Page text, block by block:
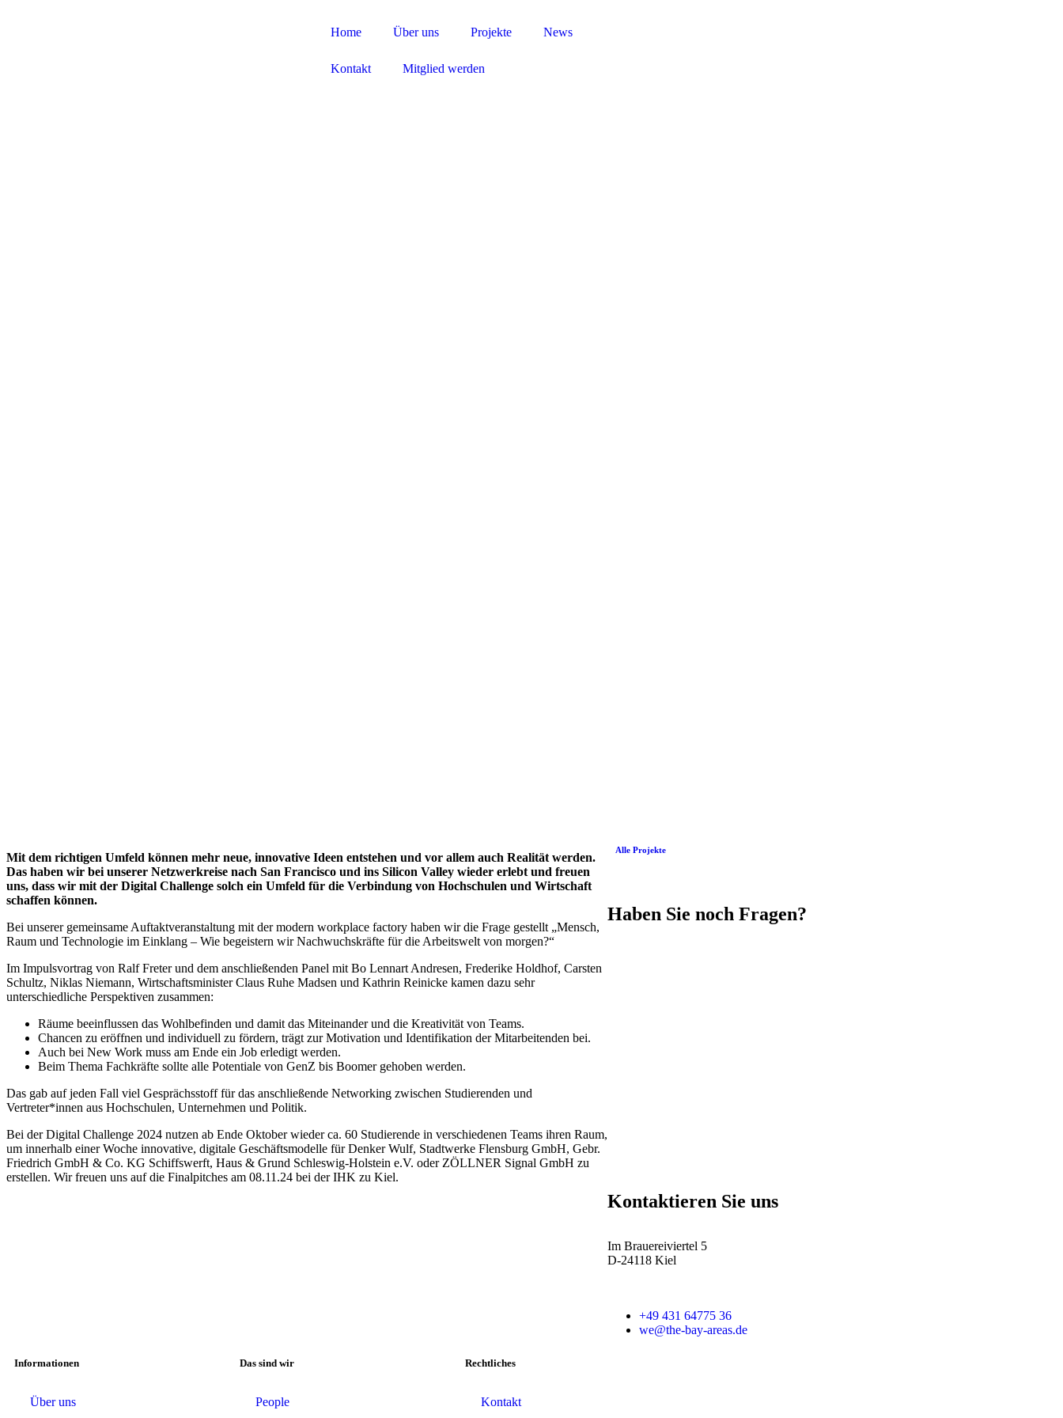
Home Über uns Projekte News
Kontakt Mitglied werden
Mit dem richtigen Umfeld können mehr neue, innovative Ideen entstehen und vor allem auch Realität werden.
Das haben wir bei unserer Netzwerkreise nach San Francisco und ins Silicon Valley wieder erlebt und freuen
uns, dass wir mit der Digital Challenge solch ein Umfeld für die Verbindung von Hochschulen und Wirtschaft
schaffen können.
Bei unserer gemeinsame Auftaktveranstaltung mit der modern workplace factory haben wir die Frage gestellt „Mensch,
Raum und Technologie im Einklang – Wie begeistern wir Nachwuchskräfte für die Arbeitswelt von morgen?“
Im Impulsvortrag von Ralf Freter und dem anschließenden Panel mit Bo Lennart Andresen, Frederike Holdhof, Carsten
Schultz, Niklas Niemann, Wirtschaftsminister Claus Ruhe Madsen und Kathrin Reinicke kamen dazu sehr
unterschiedliche Perspektiven zusammen:
Räume beeinflussen das Wohlbefinden und damit das Miteinander und die Kreativität von Teams.
Chancen zu eröffnen und individuell zu fördern, trägt zur Motivation und Identifikation der Mitarbeitenden bei.
Auch bei New Work muss am Ende ein Job erledigt werden.
Beim Thema Fachkräfte sollte alle Potentiale von GenZ bis Boomer gehoben werden.
Das gab auf jeden Fall viel Gesprächsstoff für das anschließende Networking zwischen Studierenden und
Vertreter*innen aus Hochschulen, Unternehmen und Politik.
Bei der Digital Challenge 2024 nutzen ab Ende Oktober wieder ca. 60 Studierende in verschiedenen Teams ihren Raum,
um innerhalb einer Woche innovative, digitale Geschäftsmodelle für Denker Wulf, Stadtwerke Flensburg GmbH, Gebr.
Friedrich GmbH & Co. KG Schiffswerft, Haus & Grund Schleswig-Holstein e.V. oder ZÖLLNER Signal GmbH zu
erstellen. Wir freuen uns auf die Finalpitches am 08.11.24 bei der IHK zu Kiel.
Alle Projekte
Haben Sie noch Fragen?
Kontaktieren Sie uns
Im Brauereiviertel 5
D-24118 Kiel
+49 431 64775 36
we@the-bay-areas.de
Informationen
Über uns
Das sind wir
People
Rechtliches
Kontakt